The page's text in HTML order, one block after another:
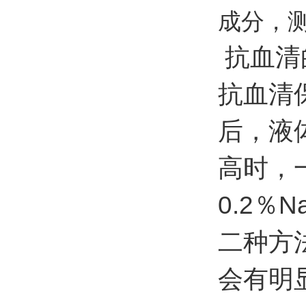
成分，
抗血
抗血清
后，液
高时，
0.2 ％
二种方
会有明